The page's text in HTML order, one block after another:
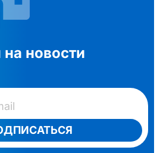
новости